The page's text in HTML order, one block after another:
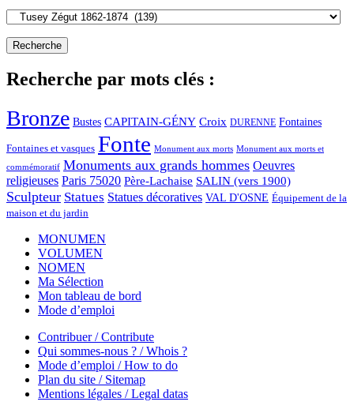
Recherche par mots clés :
Bronze Bustes CAPITAIN-GÉNY Croix DURENNE Fontaines
Fontaines et vasques Fonte Monument aux morts Monument aux morts et
commémoratif Monuments aux grands hommes Oeuvres
religieuses Paris 75020 Père-Lachaise SALIN (vers 1900)
Sculpteur Statues Statues décoratives VAL D'OSNE Équipement de la
maison et du jardin
MONUMEN
VOLUMEN
NOMEN
Ma Sélection
Mon tableau de bord
Mode d’emploi
Contribuer / Contribute
Qui sommes-nous ? / Whois ?
Mode d’emploi / How to do
Plan du site / Sitemap
Mentions légales / Legal datas